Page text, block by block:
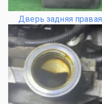
Дверь задняя правая